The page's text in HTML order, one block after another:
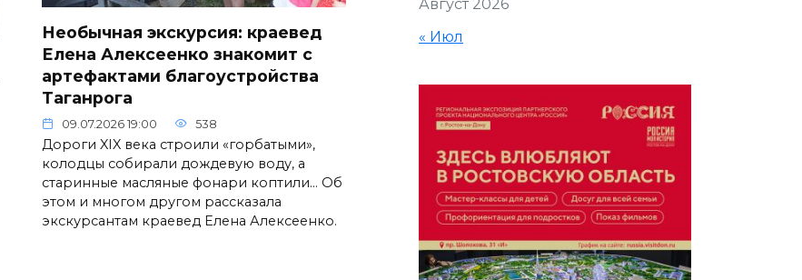
Необычная экскурсия: краевед
Елена Алексеенко знакомит с
артефактами благоустройства
Таганрога
09.07.2026 19:00 538
Дороги XIX века строили «горбатыми»,
колодцы собирали дождевую воду, а
старинные масляные фонари коптили… Об
этом и многом другом рассказала
экскурсантам краевед Елена Алексеенко.
Август 2026
« Июл